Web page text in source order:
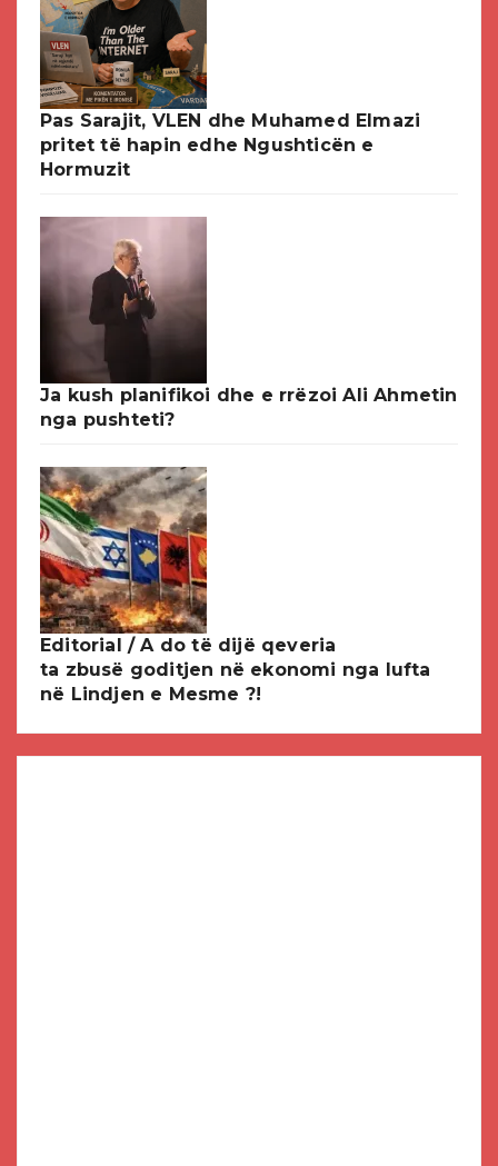
Pas Sarajit, VLEN dhe Muhamed Elmazi
pritet të hapin edhe Ngushticën e
Hormuzit
Ja kush planifikoi dhe e rrëzoi Ali Ahmetin
nga pushteti?
Editorial / A do të dijë qeveria
ta zbusë goditjen në ekonomi nga lufta
në Lindjen e Mesme ?!